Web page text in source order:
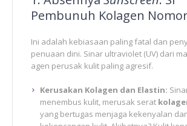
Pembunuh Kolagen
Ini adalah kebiasaan paling fatal dan
penuaan dini. Sinar ultraviolet (UV) dari
agen perusak kulit paling agresif.
Kerusakan Kolagen dan Elastin:
menembus kulit, merusak serat
yang bertugas menjaga kekenyalan